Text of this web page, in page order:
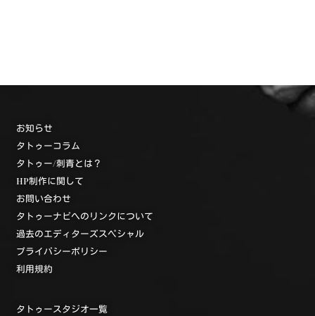
お知らせ
タトゥーコラム
タトゥー/刺青とは？
HP制作に関して
お問い合わせ
タトゥーナビへのリンクについて
過去のエディターズスペシャル
プライバシーポリシー
利用規約
タトゥースタジオ一覧